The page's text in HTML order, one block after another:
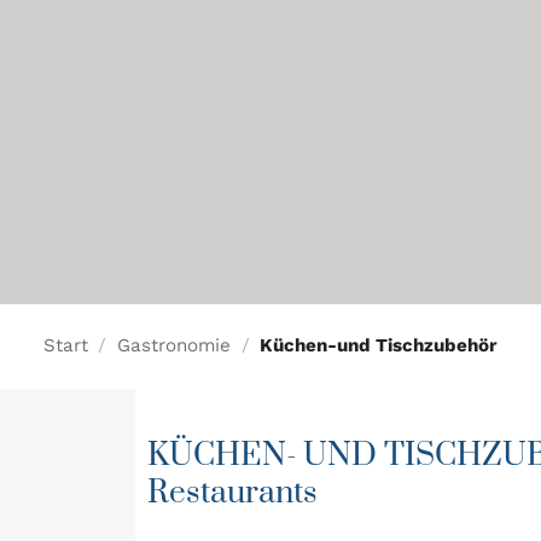
Start / Gastronomie / Küchen-und Tischzubehör
KÜCHEN- UND
Restaurants